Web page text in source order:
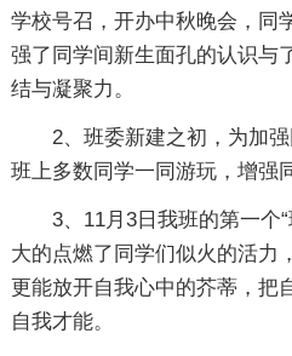
学校号召，开办中秋晚会，同
强了同学间新生面孔的认识与
结与凝聚力。
2、班委新建之初，为加
班上多数同学一同游玩，增强
3、11月3日我班的第一个
大的点燃了同学们似火的活力
更能放开自我心中的芥蒂，把
自我才能。